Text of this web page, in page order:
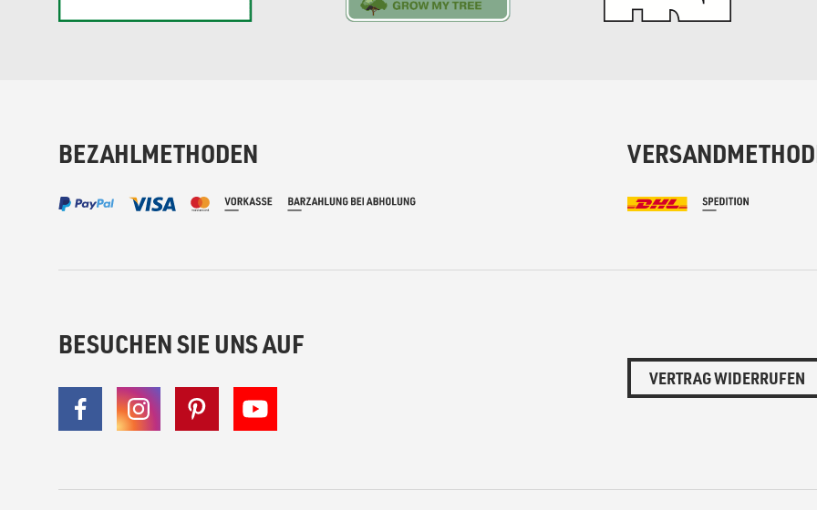
BEZAHLMETHODEN
BESUCHEN SIE UNS AUF
VERTRAG WIDERRUFEN